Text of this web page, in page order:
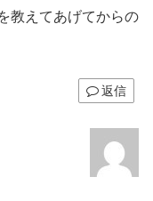
教えてあげてからの
返信